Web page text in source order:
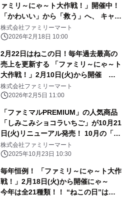
ァミリ～にゃ～ト大作戦！」開催中！
「かわいい」から「救う」へ、 キャン
ペーン商品の売上の一部が地域猫活動
の支援に！ 「ねこの日」消費動向の調
株式会社ファミリーマート
2026年2月18日 10:00
2月22日はねこの日！毎年過去最高の
売上を更新する 「ファミリ～にゃ～ト
大作戦！」2月10日(火)から開催
「mofusand」と初コラボの「ニャン
者めし鋼」や 肉球の形をしたスイーツ
株式会社ファミリーマート
2026年2月5日 11:00
「ファミマルPREMIUM」の人気商品
「しみこみショコラいちご」が10月21
日(火)リニューアル発売！ 10月の「フ
ァミマルPREMIUM」新商品＆リニュ
ーアル商品の 売上ランキングも発表！
株式会社ファミリーマート
2025年10月23日 10:30
毎年恒例！ 「ファミリ～にゃ～ト大作
戦！」2月18日(火)から開催にゃ～
今年は全21種類！！ “ねこの日”はフ